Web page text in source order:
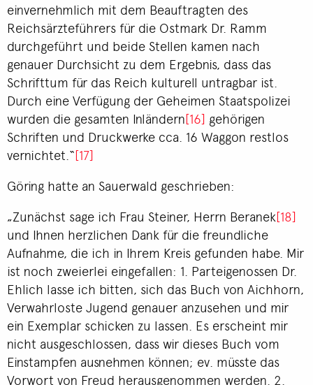
einvernehmlich mit dem Beauftragten des
Reichsärzteführers für die Ostmark Dr. Ramm
durchgeführt und beide Stellen kamen nach
genauer Durchsicht zu dem Ergebnis, dass das
Schrifttum für das Reich kulturell untragbar ist.
Durch eine Verfügung der Geheimen Staatspolizei
wurden die gesamten Inländern[16] gehörigen
Schriften und Druckwerke cca. 16 Waggon restlos
vernichtet.“[17]
Göring hatte an Sauerwald geschrieben:
„Zunächst sage ich Frau Steiner, Herrn Beranek[18]
und Ihnen herzlichen Dank für die freundliche
Aufnahme, die ich in Ihrem Kreis gefunden habe. Mir
ist noch zweierlei eingefallen: 1. Parteigenossen Dr.
Ehlich lasse ich bitten, sich das Buch von Aichhorn,
Verwahrloste Jugend genauer anzusehen und mir
ein Exemplar schicken zu lassen. Es erscheint mir
nicht ausgeschlossen, dass wir dieses Buch vom
Einstampfen ausnehmen können; ev. müsste das
Vorwort von Freud herausgenommen werden. 2.